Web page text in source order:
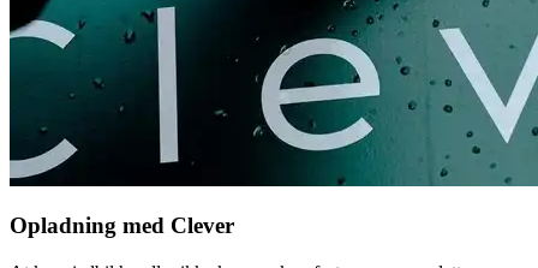
Opladning med Clever